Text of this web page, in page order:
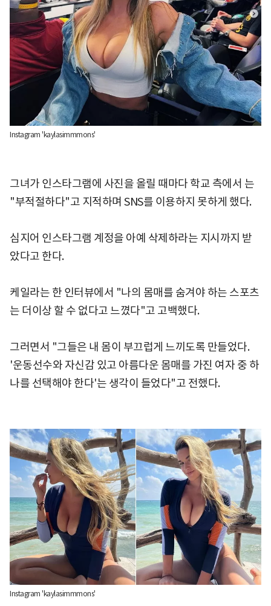
Instagram 'kaylasimmmons'
그녀가 인스타그램에 사진을 올릴 때마다 학교 측에서 는
"부적절하다"고 지적하며 SNS를 이용하지 못하게 했다.
심지어 인스타그램 계정을 아예 삭제하라는 지시까지 받
았다고 한다.
케일라는 한 인터뷰에서 "나의 몸매를 숨겨야 하는 스포츠
는 더이상 할 수 없다고 느꼈다"고 고백했다.
그러면서 "그들은 내 몸이 부끄럽게 느끼도록 만들었다.
'운동선수와 자신감 있고 아름다운 몸매를 가진 여자 중 하
나를 선택해야 한다'는 생각이 들었다"고 전했다.
Instagram 'kaylasimmmons'